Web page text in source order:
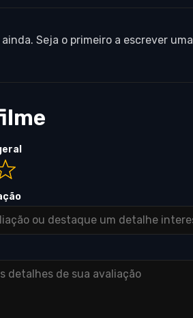
Seja o primeiro a escrever